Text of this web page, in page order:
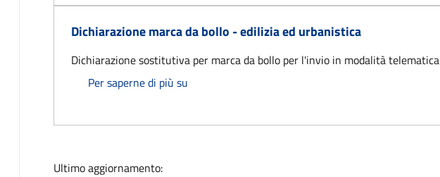
Dichiarazione marca da bollo - edilizia ed urbanistica
Dichiarazione sostitutiva per marca da bollo per l'invio in modalità telematica
Per saperne di più suDichiarazione marca da bollo - edilizia ed urbanistica
Ultimo aggiornamento: